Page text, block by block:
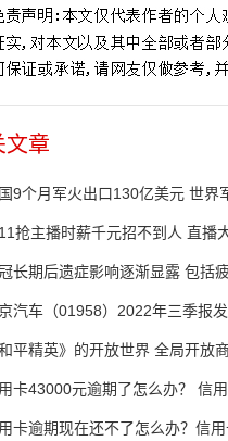
文章
9个月军火出口130亿美元 世界
抢主播时薪千元招不到人 直播
长期后遗症影响逐渐显露 包括
汽车（01958）2022年三季报
和平精英》的开放世界 全局开放
卡43000元逾期了怎么办？ 信
卡逾期现在还不了怎么办？信